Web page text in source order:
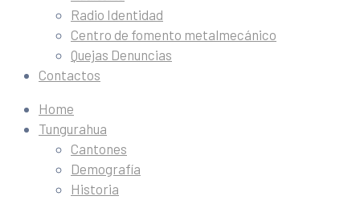
Radio Identidad
Centro de fomento metalmecánico
Quejas Denuncias
Contactos
Home
Tungurahua
Cantones
Demografía
Historia